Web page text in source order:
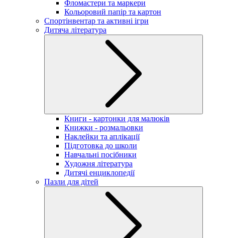
Фломастери та маркери
Кольоровий папір та картон
Спортінвентар та активні ігри
Дитяча література
Книги - картонки для малюків
Книжки - розмальовки
Наклейки та аплікації
Підготовка до школи
Навчальні посібники
Художня література
Дитячі енциклопедії
Пазли для дітей